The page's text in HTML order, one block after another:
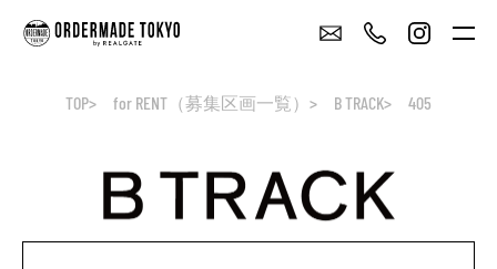
TOP for RENT（募集区画一覧） B TRACK 405